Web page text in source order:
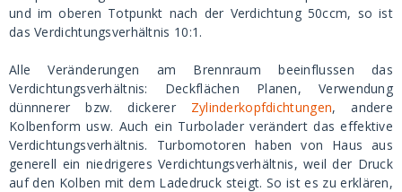
und im oberen Totpunkt nach der Verdichtung 50ccm, so ist
das Verdichtungsverhältnis 10:1.
Alle Veränderungen am Brennraum beeinflussen das
Verdichtungsverhältnis: Deckflächen Planen, Verwendung
dünnnerer bzw. dickerer Zylinderkopfdichtungen, andere
Kolbenform usw. Auch ein Turbolader verändert das effektive
Verdichtungsverhältnis. Turbomotoren haben von Haus aus
generell ein niedrigeres Verdichtungsverhältnis, weil der Druck
auf den Kolben mit dem Ladedruck steigt. So ist es zu erklären,